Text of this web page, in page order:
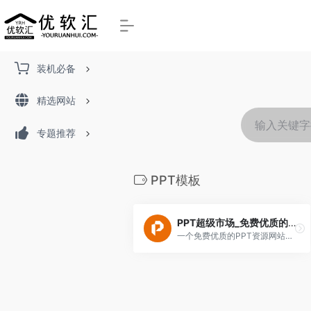
装机必备
精选网站
专题推荐
PPT模板
PPT超级市场_免费优质的PPT资源网站
一个免费优质的PPT资源网站，提供了海量免费、分类齐全的PPT模板，点开就能直接保存到本地。